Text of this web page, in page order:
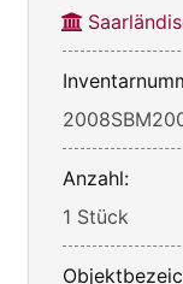
Anzahl:
1 Stück